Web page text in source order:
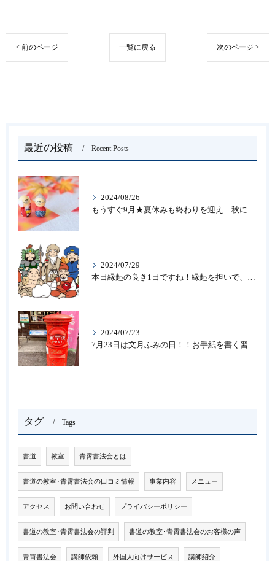
< 前のページ 一覧に戻る 次のページ >
最近の投稿 Recent Posts
2024/08/26
もうすぐ9月★夏休みも終わりを迎え…秋になったら新しいことを始めよう♪大人の趣味に書道なら青霄書法会へ！
2024/07/29
本日縁起の良き1日ですね！縁起を担いで、新しいことをはじめる♪大人の趣味に書道なら「青霄書法会」
2024/07/23
7月23日は文月ふみの日！！お手紙を書く習慣を…★書道のお稽古なら大阪の書道教室「青霄書法会」
タグ Tags
書道 教室 青霄書法会とは
書道の教室･青霄書法会の口コミ情報 事業内容 メニュー
アクセス お問い合わせ プライバシーポリシー
書道の教室･青霄書法会の評判 書道の教室･青霄書法会のお客様の声
青霄書法会 講師依頼 外国人向けサービス 講師紹介